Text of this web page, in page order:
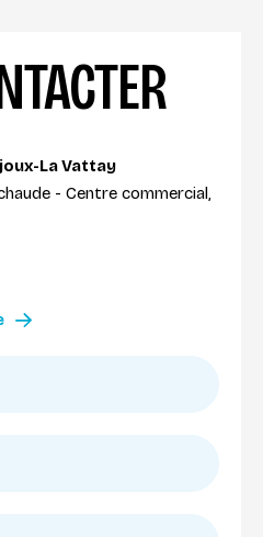
La Vattay
- Centre commercial,